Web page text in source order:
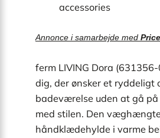
accessories
Annonce i samarbejde med
ferm LIVING Dora
dig, der ønsker et ryddeligt
badeværelse uden at gå på
med stilen. Den væghængte
håndklædehylde i varme